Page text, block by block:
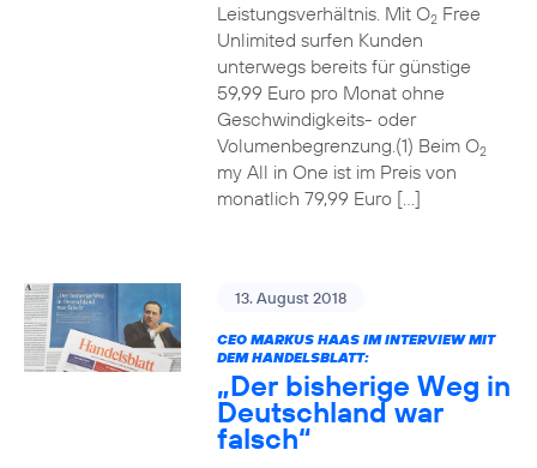
Leistungsverhältnis. Mit O2Free
Unlimited surfen Kunden
unterwegs bereits für günstige
59,99 Euro pro Monat ohne
Geschwindigkeits- oder
Volumenbegrenzung.(1) Beim O2
my All in One ist im Preis von
monatlich 79,99 Euro […]
13. August 2018
CEO MARKUS HAAS IM INTERVIEW MIT
DEM HANDELSBLATT:
„Der bisherige Weg in
Deutschland war
falsch“